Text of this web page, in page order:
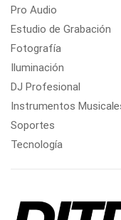
Pro Audio
Estudio de Grabación
Fotografía
Iluminación
DJ Profesional
Instrumentos
Soportes
Tecnología